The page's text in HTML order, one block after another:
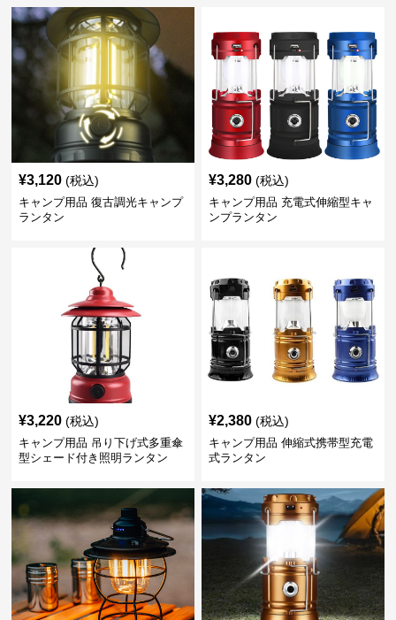
¥3,120 (税込)
キャンプ用品 復古調光キャンプ
ランタン
¥3,280 (税込)
キャンプ用品 充電式伸縮型キャ
ンプランタン
¥3,220 (税込)
キャンプ用品 吊り下げ式多重傘
型シェード付き照明ランタン
¥2,380 (税込)
キャンプ用品 伸縮式携帯型充電
式ランタン